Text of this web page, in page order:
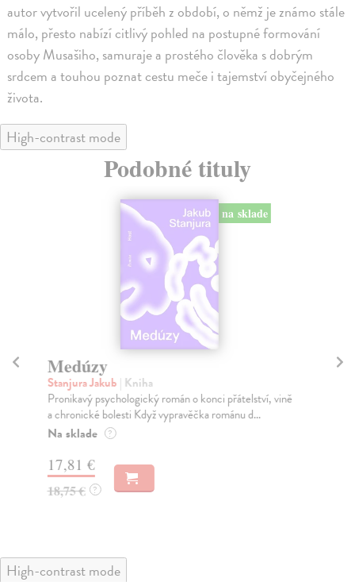
autor vytvořil ucelený příběh z období, o němž je známo stále
málo, přesto nabízí citlivý pohled na postupné formování
osoby Musašiho, samuraje a prostého člověka s dobrým
srdcem a touhou poznat cestu meče i tajemství obyčejného
života.
High-contrast mode
Podobné tituly
na sklade
Medúzy
Stanjura Jakub | Kniha
Pronikavý psychologický román o konci přátelství, vině
a chronické bolesti Když vypravěčka románu d...
Na sklade ?
17,81 €
18,75 € ?
High-contrast mode